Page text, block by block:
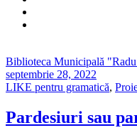
Biblioteca Municipală
septembrie 28, 2022
LIKE pentru gramatică,
Pardesiuri sau